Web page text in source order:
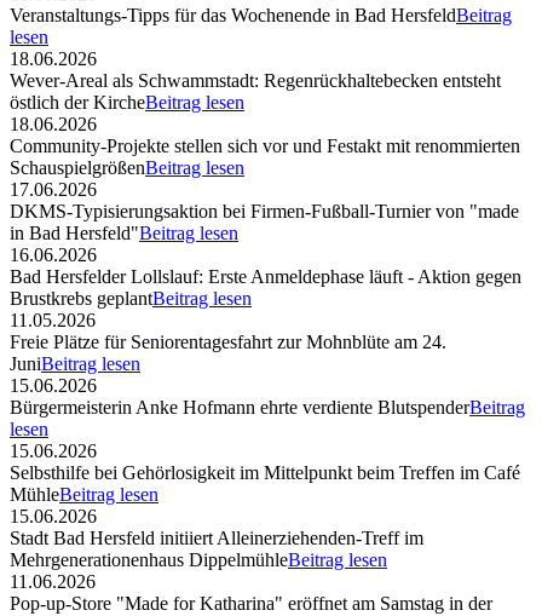
Veranstaltungs-Tipps für das Wochenende in Bad HersfeldBeitrag
lesen
18.06.2026
Wever-Areal als Schwammstadt: Regenrückhaltebecken entsteht
östlich der KircheBeitrag lesen
18.06.2026
Community-Projekte stellen sich vor und Festakt mit renommierten
SchauspielgrößenBeitrag lesen
17.06.2026
DKMS-Typisierungsaktion bei Firmen-Fußball-Turnier von "made
in Bad Hersfeld"Beitrag lesen
16.06.2026
Bad Hersfelder Lollslauf: Erste Anmeldephase läuft - Aktion gegen
Brustkrebs geplantBeitrag lesen
11.05.2026
Freie Plätze für Seniorentagesfahrt zur Mohnblüte am 24.
JuniBeitrag lesen
15.06.2026
Bürgermeisterin Anke Hofmann ehrte verdiente BlutspenderBeitrag
lesen
15.06.2026
Selbsthilfe bei Gehörlosigkeit im Mittelpunkt beim Treffen im Café
MühleBeitrag lesen
15.06.2026
Stadt Bad Hersfeld initiiert Alleinerziehenden-Treff im
Mehrgenerationenhaus DippelmühleBeitrag lesen
11.06.2026
Pop-up-Store "Made for Katharina" eröffnet am Samstag in der